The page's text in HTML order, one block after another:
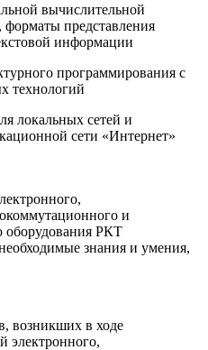
вычислительной
представления
информации
программирования с
технологий
локальных сетей и
сети «Интернет»
и
оборудования РКТ
знания и умения,
возникших в ходе
электронного,